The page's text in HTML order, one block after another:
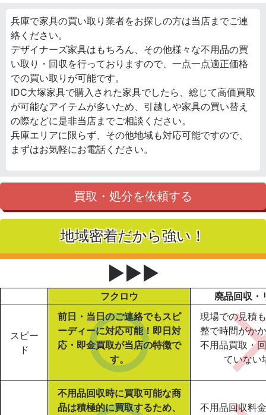
兵庫で家具の買い取り業者をお探しの方は当店までご連
絡ください。
デザイナーズ家具はもちろん、その他様々な不用品の買
い取り・回収を行っておりますので、一点一点適正価格
での買い取りが可能です。
IDC大塚家具で購入された家具でしたら、総じて高価買取
が可能なアイテムが多いため、引越しや家具の買い替え
の際などに是非当店までご相談ください。
兵庫エリアに限らず、その他地域も対応可能ですので、
まずはお気軽にお電話ください。
買取・処分を依頼する
地域密着だから強い！
▶▶▶
フクロウ 廃品回収・
スピー
ド
前日・当日のご連絡でもスピ
ーディーに対応可能！即日対
応・即金買取が当店の特徴で
す。
現場での見積
整で時間がか
不用品買取・
ていない
不用品回収時に買取可能な商
品は積極的に買取するため、
不用品回収料